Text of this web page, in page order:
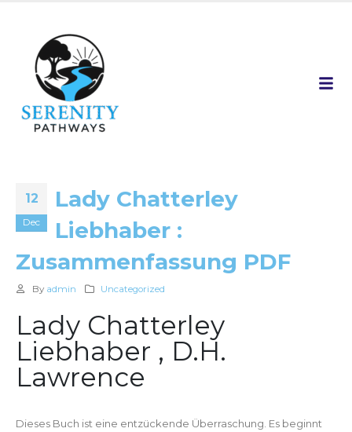
12
Dec
Lady Chatterley
Liebhaber :
Zusammenfassung PDF
By admin Uncategorized
Lady Chatterley
Liebhaber , D.H.
Lawrence
Dieses Buch ist eine entzückende Überraschung. Es beginnt